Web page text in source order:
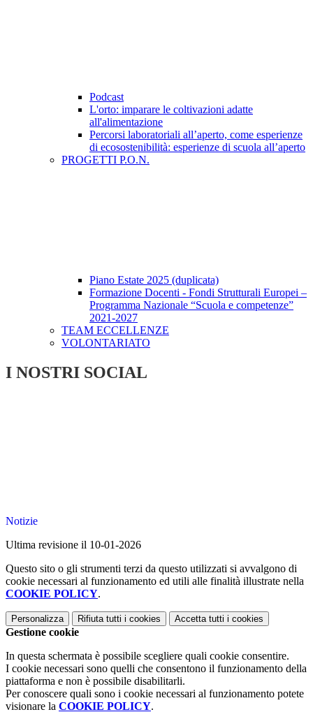
Podcast
L'orto: imparare le coltivazioni adatte
all'alimentazione
Percorsi laboratoriali all’aperto, come esperienze
di ecosostenibilità: esperienze di scuola all’aperto
PROGETTI P.O.N.
Piano Estate 2025 (duplicata)
Formazione Docenti - Fondi Strutturali Europei –
Programma Nazionale “Scuola e competenze”
2021-2027
TEAM ECCELLENZE
VOLONTARIATO
I NOSTRI SOCIAL
Notizie
Ultima revisione il 10-01-2026
Questo sito o gli strumenti terzi da questo utilizzati si avvalgono di
cookie necessari al funzionamento ed utili alle finalità illustrate nella
COOKIE POLICY.
Personalizza Rifiuta tutti i cookies Accetta tutti i cookies
Gestione cookie
In questa schermata è possibile scegliere quali cookie consentire.
I cookie necessari sono quelli che consentono il funzionamento della
piattaforma e non è possibile disabilitarli.
Per conoscere quali sono i cookie necessari al funzionamento potete
visionare la COOKIE POLICY.